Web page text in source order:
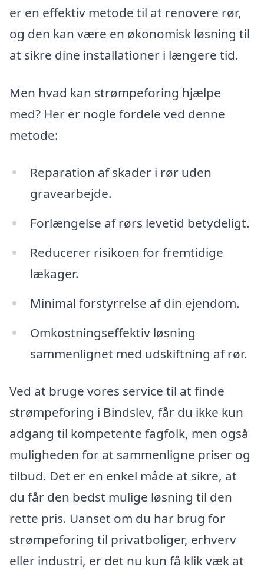
er en effektiv metode til at renovere rør,
og den kan være en økonomisk løsning til
at sikre dine installationer i længere tid.
Men hvad kan strømpeforing hjælpe
med? Her er nogle fordele ved denne
metode:
Reparation af skader i rør uden
gravearbejde.
Forlængelse af rørs levetid betydeligt.
Reducerer risikoen for fremtidige
lækager.
Minimal forstyrrelse af din ejendom.
Omkostningseffektiv løsning
sammenlignet med udskiftning af rør.
Ved at bruge vores service til at finde
strømpeforing i Bindslev, får du ikke kun
adgang til kompetente fagfolk, men også
muligheden for at sammenligne priser og
tilbud. Det er en enkel måde at sikre, at
du får den bedst mulige løsning til den
rette pris. Uanset om du har brug for
strømpeforing til privatboliger, erhverv
eller industri, er det nu kun få klik væk at